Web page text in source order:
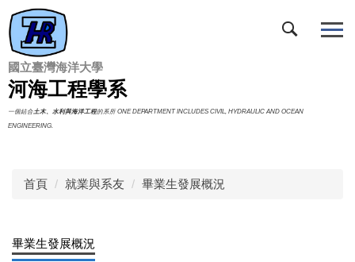
跳
到
主
要
內
容
區
國立臺灣海洋大學
河海工程學系
一個結合土木、水利與海洋工程的系所 ONE DEPARTMENT INCLUDES CIVIL, HYDRAULIC AND OCEAN
ENGINEERING.
首頁 就業與系友 畢業生發展概況
畢業生發展概況